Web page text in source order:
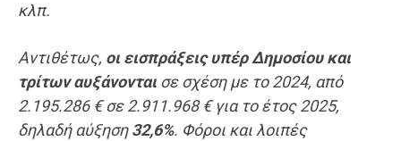
κλπ.
Αντιθέτως, οι εισπράξεις υπέρ Δημοσίου και
τρίτων αυξάνονται σε σχέση με το 2024, από
2.195.286 € σε 2.911.968 € για το έτος 2025,
δηλαδή αύξηση32,6%. Φόροι και λοιπές